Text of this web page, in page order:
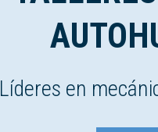
Líderes en